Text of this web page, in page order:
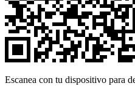
Escanea con tu dispositivo para